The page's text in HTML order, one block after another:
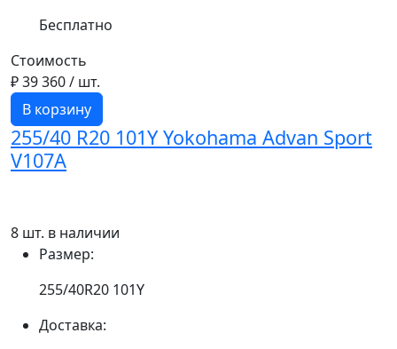
Бесплатно
Стоимость
₽ 39 360/ шт.
В корзину
255/40 R20 101Y Yokohama Advan Sport
V107A
8 шт. в наличии
Размер:
255/40R20 101Y
Доставка: